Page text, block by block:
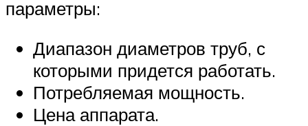
параметры:
Диапазон диаметров труб, с
которыми придется работать.
Потребляемая мощность.
Цена аппарата.